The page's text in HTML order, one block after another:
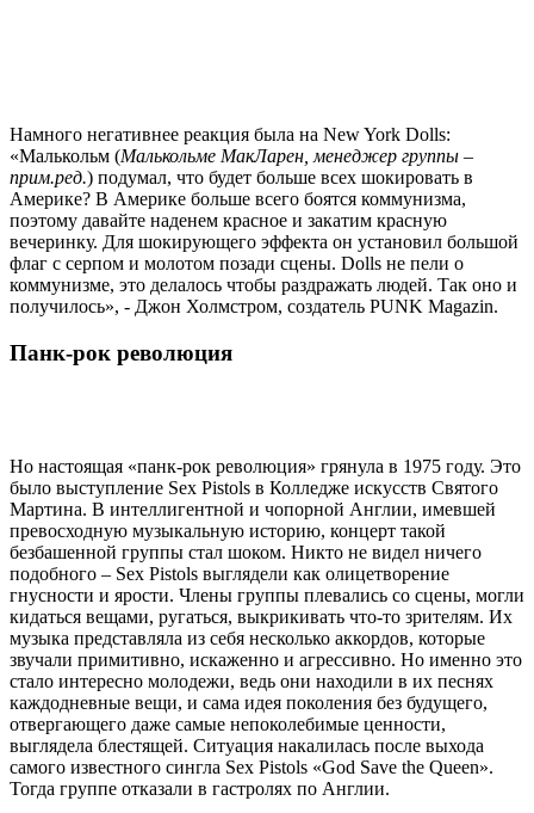
Намного негативнее реакция была на New York Dolls:
«Малькольм (Малькольме МакЛарен, менеджер группы –
прим.ред.) подумал, что будет больше всех шокировать в
Америке? В Америке больше всего боятся коммунизма,
поэтому давайте наденем красное и закатим красную
вечеринку. Для шокирующего эффекта он установил большой
флаг с серпом и молотом позади сцены. Dolls не пели о
коммунизме, это делалось чтобы раздражать людей. Так оно и
получилось», - Джон Холмстром, создатель PUNK Magazin.
Панк-рок революция
Но настоящая «панк-рок революция» грянула в 1975 году. Это
было выступление Sex Pistols в Колледже искусств Святого
Мартина. В интеллигентной и чопорной Англии, имевшей
превосходную музыкальную историю, концерт такой
безбашенной группы стал шоком. Никто не видел ничего
подобного – Sex Pistols выглядели как олицетворение
гнусности и ярости. Члены группы плевались со сцены, могли
кидаться вещами, ругаться, выкрикивать что-то зрителям. Их
музыка представляла из себя несколько аккордов, которые
звучали примитивно, искаженно и агрессивно. Но именно это
стало интересно молодежи, ведь они находили в их песнях
каждодневные вещи, и сама идея поколения без будущего,
отвергающего даже самые непоколебимые ценности,
выглядела блестящей. Ситуация накалилась после выхода
самого известного сингла Sex Pistols «God Save the Queen».
Тогда группе отказали в гастролях по Англии.